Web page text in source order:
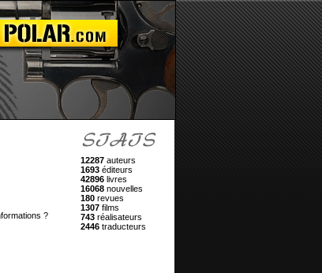
?
12287 auteurs
1693 éditeurs
42896 livres
16068 nouvelles
180 revues
1307 films
743 réalisateurs
2446 traducteurs